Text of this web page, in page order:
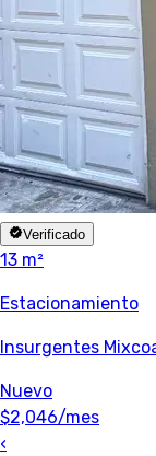
Verificado
13 m²
Estacionamiento
Insurgentes
Nuevo
$2,046/mes
‹